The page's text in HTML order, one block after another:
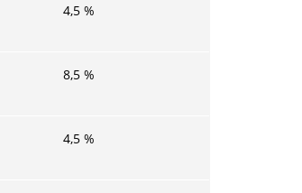
4,5 %
8,5 %
4,5 %